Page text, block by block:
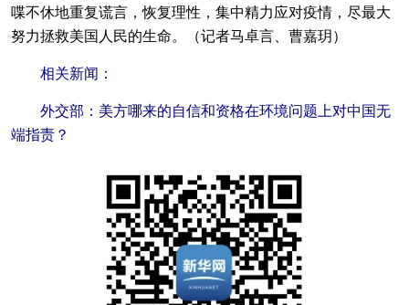
喋不休地重复谎言，恢复理性，集中精力应对疫情，尽最大
努力拯救美国人民的生命。（记者马卓言、曹嘉玥）
相关新闻：
外交部：美方哪来的自信和资格在环境问题上对中国无
端指责？